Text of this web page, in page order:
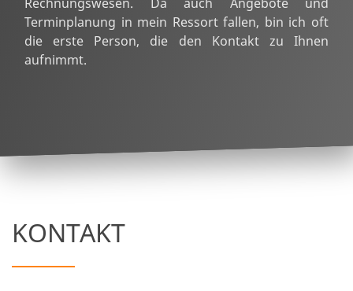
Terminplanung in mein Ressort fallen, bin ich oft
die erste Person, die den Kontakt zu Ihnen
aufnimmt.
KONTAKT